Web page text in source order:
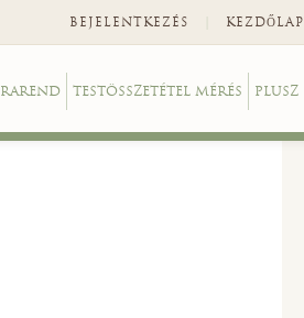
BEJELENTKEZÉS KEZDŐLAP
TESTÖSSZETÉTEL MÉRÉS PLUSZ